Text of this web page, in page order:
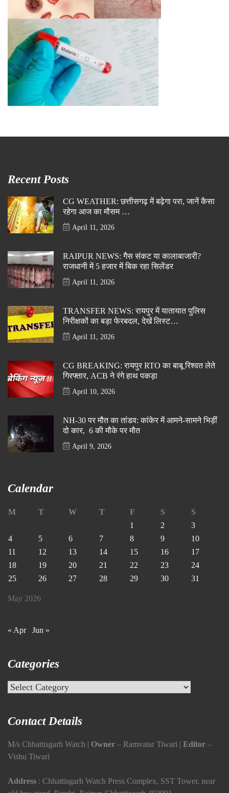
Recent Posts
CG WEATHER: छत्तीसगढ़ में बढ़ेगा परा, जानें कैसा
रहेगा आज का मौसम …
April 11, 2026
RAIPUR NEWS: गैस संकट या कालाबाजारी?
राजधानी में 5 हजार में बिक रहा सिलेंडर
April 11, 2026
TRANSFER NEWS: रायपुर में यातायात पुलिस
निरीक्षकों का बड़ा फेरबदल, देखें लिस्ट…
April 11, 2026
CG BREAKING: रायपुर RTO का बाबू रिश्वत लेते
गिरफ्तार, ACB ने रंगे हाथ पकड़ा
April 10, 2026
NH-30 पर मौत का तांडव: कांकेर में आमने-सामने भिड़ीं
दो कार, 6 की मौके पर मौत
April 9, 2026
Calendar
May 2026
M T W T F S
S
1
2
3
4
5 6 7 8 9
10
11
12 13 14 15 16
17
18
19 20 21 22 23
24
25
26 27 28 29 30 31
« Apr Jun »
Categories
Categories
Contact Details
M/s Chhattisgarh Watch | Owner – Ramvatar Tiwari | Editor –
Vishu Tiwari
Address : Chhattisgarh Watch Press Complex, SST Tower, near